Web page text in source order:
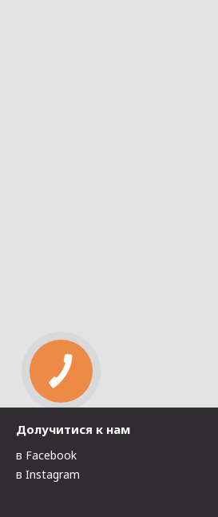
Долучитися к нам
в Facebook
в Instagram